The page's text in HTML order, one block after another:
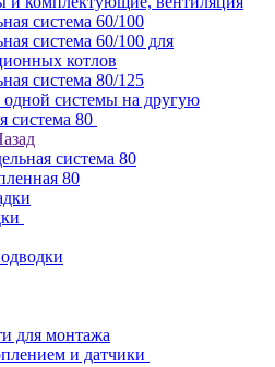
система 60/100
система 60/100 для
котлов
система 80/125
одной системы на другую
система 80
система 80
80
для монтажа
и датчики